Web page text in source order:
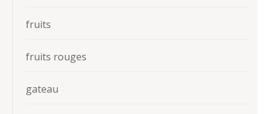
fruits
fruits rouges
gateau